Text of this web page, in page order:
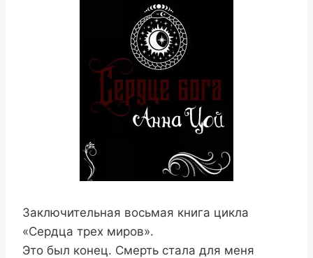
Заключительная восьмая книга цикла
«Сердца трех миров».
Это был конец. Смерть стала для меня